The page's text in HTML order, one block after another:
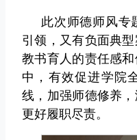
此次师德师风专
引领，又有负面典
教书育人的责任感
中，有效促进学院
线，加强师德修养
更好履职尽责。